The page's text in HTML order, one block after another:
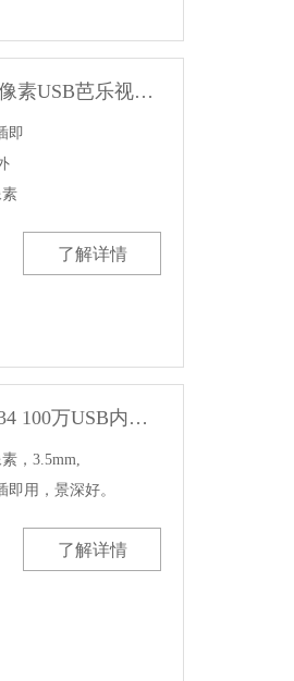
200万像素USB芭乐视频色版APP模组
即
了解详情
OV9734 100万USB内窥芭乐视频色版APP模组
，3.5mm,
用，景深好。
了解详情